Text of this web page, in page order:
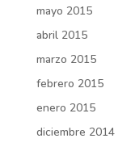
mayo 2015
abril 2015
marzo 2015
febrero 2015
enero 2015
diciembre 2014